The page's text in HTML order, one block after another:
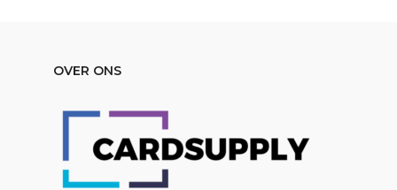
OVER ONS